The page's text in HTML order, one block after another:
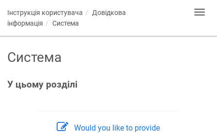
Інструкція користувача
Довідкова
інформація
Система
Система
У цьому розділі
Would you like to provide